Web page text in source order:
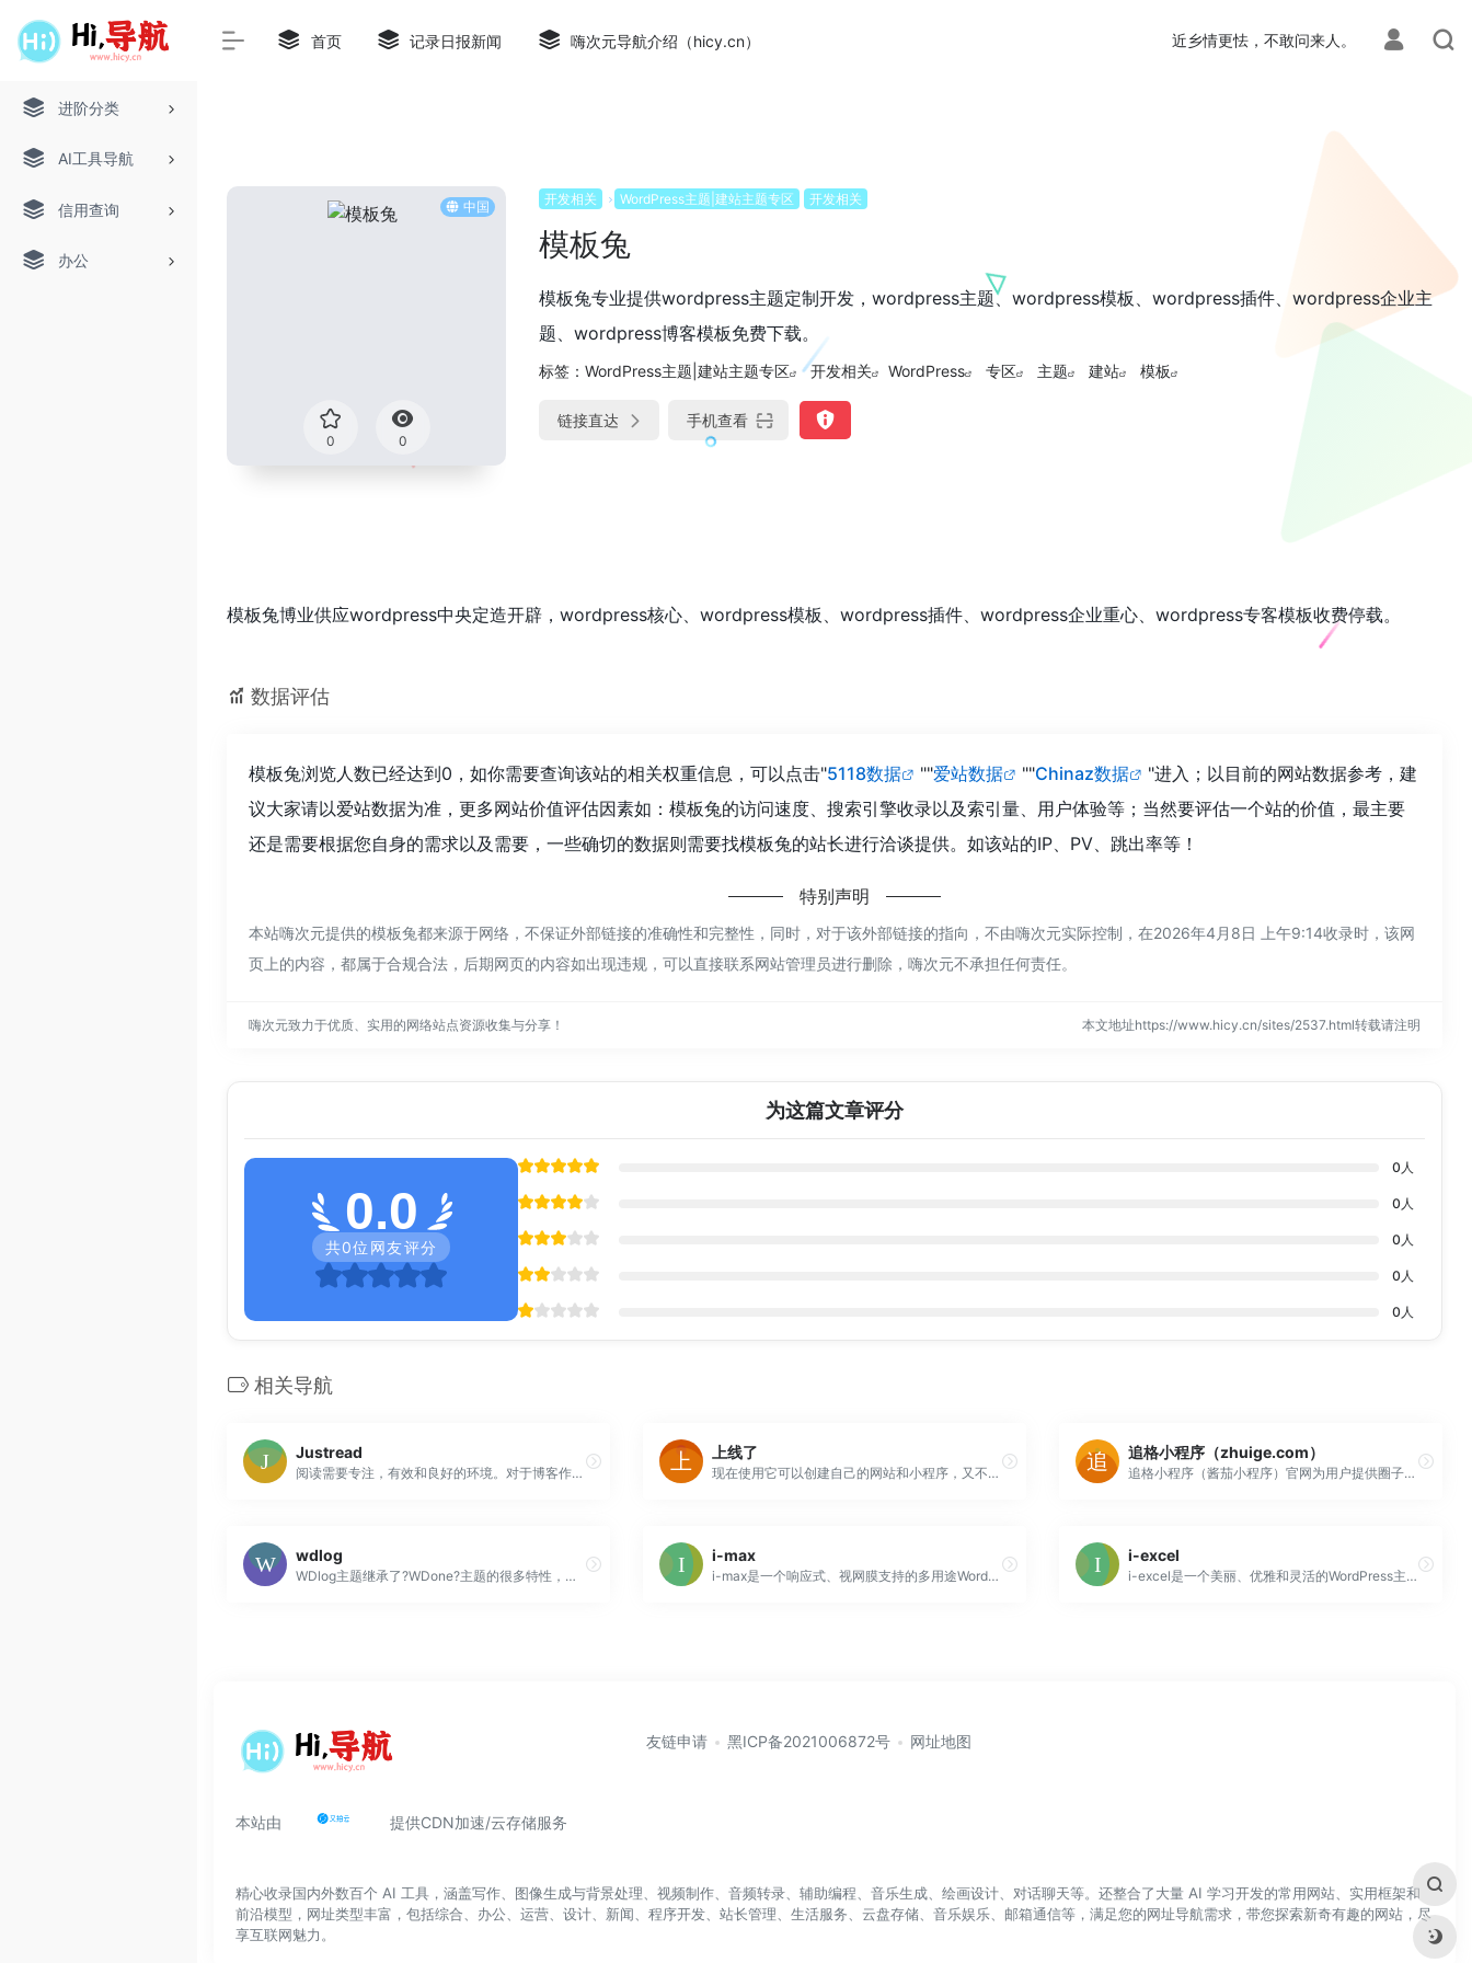
进阶分类
AI工具导航
信用查询
办公
首页 记录日报新闻 嗨次元导航介绍（hicy.cn） 近乡情更怯，不敢问来人。
中国
0 0
开发相关 WordPress主题|建站主题专区 开发相关
模板兔
模板兔专业提供wordpress主题定制开发，wordpress主题、wordpress模板、wordpress插件、wordpress企业主
题、wordpress博客模板免费下载。
标签： WordPress主题|建站主题专区 开发相关 WordPress 专区 主题 建站 模板
链接直达 手机查看
模板兔博业供应wordpress中央定造开辟，wordpress核心、wordpress模板、wordpress插件、wordpress企业重心、wordpress专客模板收费停载。
数据评估
模板兔浏览人数已经达到0，如你需要查询该站的相关权重信息，可以点击"5118数据 ""爱站数据 ""Chinaz数据
"进入；以目前的网站数据参考，建
议大家请以爱站数据为准，更多网站价值评估因素如：模板兔的访问速度、搜索引擎收录以及索引量、用户体验等；当然要评估一个站的价值，最主要
还是需要根据您自身的需求以及需要，一些确切的数据则需要找模板兔的站长进行洽谈提供。如该站的IP、PV、跳出率等！
特别声明
本站嗨次元提供的模板兔都来源于网络，不保证外部链接的准确性和完整性，同时，对于该外部链接的指向，不由嗨次元实际控制，在2026年4月8日 上午9:14收录时，该网
页上的内容，都属于合规合法，后期网页的内容如出现违规，可以直接联系网站管理员进行删除，嗨次元不承担任何责任。
嗨次元致力于优质、实用的网络站点资源收集与分享！ 本文地址https://www.hicy.cn/sites/2537.html转载请注明
为这篇文章评分
0.0
共0位网友评分
0 人
0 人
0 人
0 人
0 人
相关导航
Justread
阅读需要专注，有效和良好的环境。对于博客作者而言，主题是创建所有这些要求的最重要因素。今天推荐的Justread，是一个免费的WordPress博客主题，可以满足您对可读博客的所有期望。
上线了
现在使用它可以创建自己的网站和小程序，又不是有点小厉害了。而且功能强大，还支持微信支付，分销，优惠券，营销等多种功能。还有多种模板，覆盖媒体，酒店，点餐。后台编辑也是傻瓜式，点击空格就可以选择插入的方式，支持插入文本，图片，图片，分割线等类型。
追格小程序（zhuige.com）
追格小程序（酱茄小程序）官网为用户提供圈子小程序，知识付费小程序，企业官网小程序和酱茄plus，酱茄pro及WordPress小程序，WordPress主题模板相关问题的交流分享及购买
wdlog
WDlog主题继承了?WDone?主题的很多特性，但我希望从这个主题开始有些突破，所以真的非常用心开发（并不是说其他主题不用心哦，只是这个主题我希望一开始就有一个高些的起点）。WDlog依旧是响应式设计，在电脑、平板和手机端都可以很好地展示；目前有6种配色方案，兼容WordPress5.5及以上版本...
i-max
i-max是一个响应式、视网膜支持的多用途WordPress主题，可用来搭建企业、投资、个人或博客网站。i-max内置了许多高级功能，如盒装/宽布局，无限的色彩，自定义背景，多个博客的布局，社交媒体链接，自定义滑块等等。i-max还带有一个插件“TemplatesNextToolkit”让你可以设置...
i-excel
i-excel是一个美丽、优雅和灵活的WordPress主题，内置了几个高级功能，具备高度可定制，可用于商业网站、投资组合、个人网站或博客。i-excel中高度响应式的特性，使得它适合大屏幕的桌面和小手机屏幕。它有无限的色彩，盒装/宽布局，自定义背景，自定义CSS样式，社会联系，多个博客布局等。i-...
本站由 提供CDN加速/云存储服务
友链申请 黑ICP备2021006872号 网址地图
精心收录国内外数百个 AI 工具，涵盖写作、图像生成与背景处理、视频制作、音频转录、辅助编程、音乐生成、绘画设计、对话聊天等。还整合了大量 AI 学习开发的常用网站、实用框架和
前沿模型，网址类型丰富，包括综合、办公、运营、设计、新闻、程序开发、站长管理、生活服务、云盘存储、音乐娱乐、邮箱通信等，满足您的网址导航需求，带您探索新奇有趣的网站，尽
享互联网魅力。